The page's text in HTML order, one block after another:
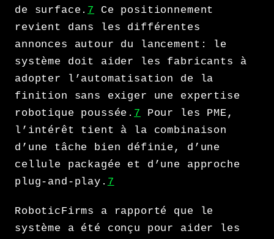
de surface. 7
Ce positionnement
revient dans les différentes
annonces autour du lancement: le
système doit aider les fabricants à
adopter l’automatisation de la
finition sans exiger une expertise
robotique poussée. 7
Pour les PME,
l’intérêt tient à la combinaison
d’une tâche bien définie, d’une
cellule packagée et d’une approche
plug-and-play. 7
RoboticFirms a rapporté que le
système a été conçu pour aider les